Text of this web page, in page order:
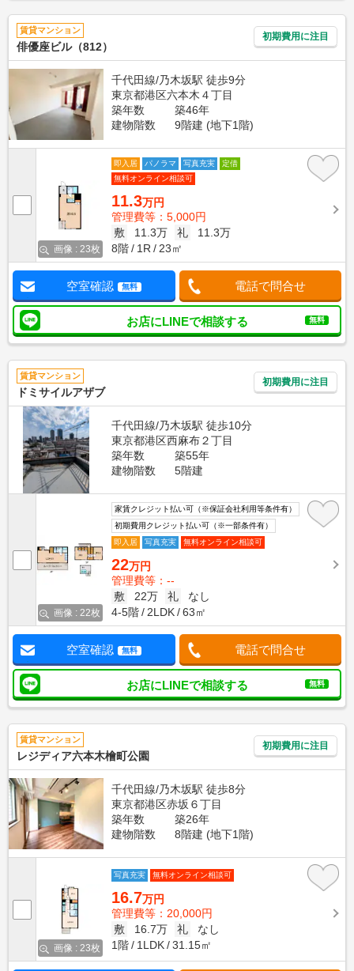
賃貸マンション
俳優座ビル（812）
初期費用に注目
千代田線/乃木坂駅 徒歩9分
東京都港区六本木４丁目
築年数
築46年
建物階数
9階建 (地下1階)
画像 : 23枚
即入居 パノラマ 写真充実
定借
無料オンライン相談可
11.3万円
管理費等：5,000円
敷
11.3万 礼
11.3万
8階
1R 23㎡
空室確認 無料 電話で問合せ
お店にLINEで相談する 無料
賃貸マンション
ドミサイルアザブ
初期費用に注目
千代田線/乃木坂駅 徒歩10分
東京都港区西麻布２丁目
築年数
築55年
建物階数
5階建
画像 : 22枚
家賃クレジット払い可（※保証会社利用等条件有）
初期費用クレジット払い可（※一部条件有）
即入居
写真充実 無料オンライン相談可
22万円
管理費等：--
敷
22万 礼
なし
4-5階
2LDK 63㎡
空室確認 無料 電話で問合せ
お店にLINEで相談する 無料
賃貸マンション
レジディア六本木檜町公園
初期費用に注目
千代田線/乃木坂駅 徒歩8分
東京都港区赤坂６丁目
築年数
築26年
建物階数
8階建 (地下1階)
画像 : 23枚
写真充実 無料オンライン相談可
16.7万円
管理費等：20,000円
敷
16.7万 礼
なし
1階
1LDK 31.15㎡